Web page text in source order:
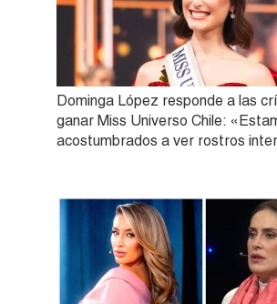
Dominga López responde a las
ganar Miss Universo Chile:
acostumbrados a ver rostros